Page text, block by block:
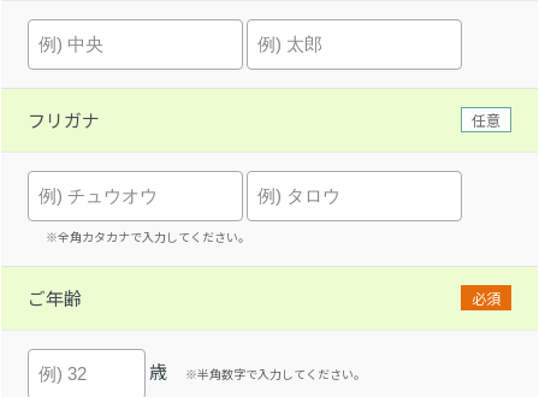
フリガナ 任意
※全角カタカナで入力してください。
ご年齢 必須
歳 ※半角数字で入力してください。